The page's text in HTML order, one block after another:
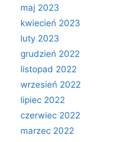
maj 2023
kwiecień 2023
luty 2023
grudzień 2022
listopad 2022
wrzesień 2022
lipiec 2022
czerwiec 2022
marzec 2022